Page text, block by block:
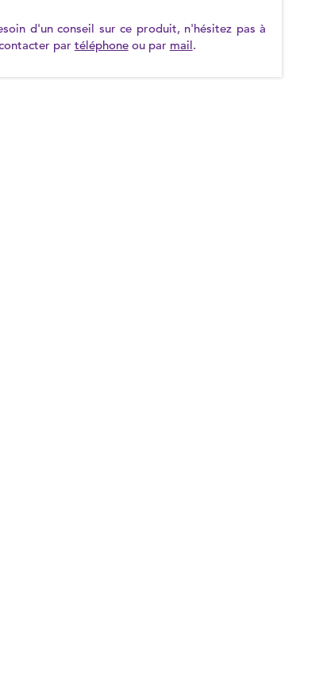
d'un conseil sur ce produit, n'hésitez pas à
par téléphoneou par mail.